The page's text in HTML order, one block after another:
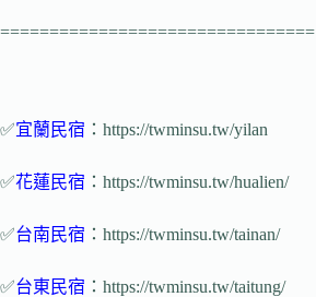
================================
✅宜蘭民宿 ：https://twminsu.tw/yilan
✅花蓮民宿 ：https://twminsu.tw/hualien/
✅台南民宿 ：https://twminsu.tw/tainan/
✅台東民宿 ：https://twminsu.tw/taitung/